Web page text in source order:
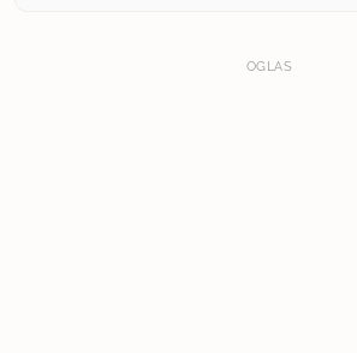
OGLAS